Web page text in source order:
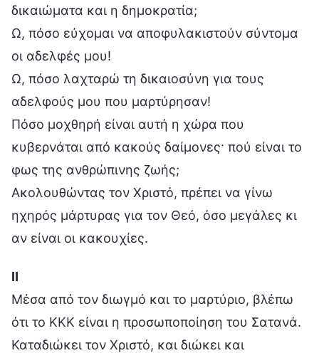
δικαιώματα και η δημοκρατία;
Ω, πόσο εύχομαι να αποφυλακιστούν σύντομα
οι αδελφές μου!
Ω, πόσο λαχταρώ τη δικαιοσύνη για τους
αδελφούς μου που μαρτύρησαν!
Πόσο μοχθηρή είναι αυτή η χώρα που
κυβερνάται από κακούς δαίμονες· πού είναι το
φως της ανθρώπινης ζωής;
Ακολουθώντας τον Χριστό, πρέπει να γίνω
ηχηρός μάρτυρας για τον Θεό, όσο μεγάλες κι
αν είναι οι κακουχίες.
Ⅱ
Μέσα από τον διωγμό και το μαρτύριο, βλέπω
ότι το ΚΚΚ είναι η προσωποποίηση του Σατανά.
Καταδιώκει τον Χριστό, και διώκει και